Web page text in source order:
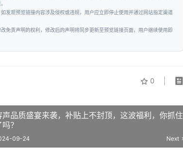
发现预览链接内容涉及侵权或违规，用户应立即停止使用并通过网站指定渠道
免责声明的权利，修改后的声明将同步更新至预览链接页面，用户继续使用即
0
声品质盛宴来袭，补贴上不封顶，这波福利，你抓住
？
Next
09-24